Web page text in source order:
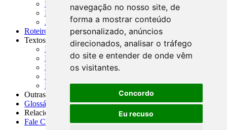
navegação no nosso site, de
forma a mostrar conteúdo
personalizado, anúncios
direcionados, analisar o tráfego
do site e entender de onde vêm
os visitantes.
Concordo
Eu recuso
Links Úteis
Presidência da República
Agências Nacionais Reguladoras
Roteiros para Estudos
Textos
Índice de Textos
Editorial
Monografias
Na Imprensa
Fórum de Discussão
Outras ferramentas
Glossário
Relacionamento
Fale Conosco